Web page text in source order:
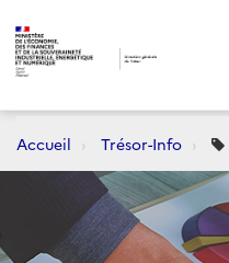
Accueil Trésor-Info